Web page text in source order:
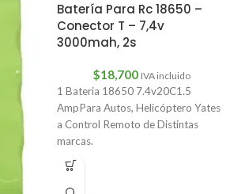
Batería Para Rc 18650 –
Conector T – 7,4v
3000mah, 2s
$18,700 IVA incluido
1 Bateria 18650 7.4v20C1.5
AmpPara Autos, Helicóptero Yates
a Control Remoto de Distintas
marcas.